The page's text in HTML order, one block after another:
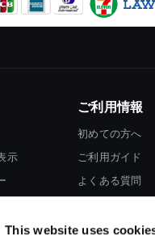
This website uses
示
ご利用情報
初めての方へ
ご利用ガイド
よくある質問